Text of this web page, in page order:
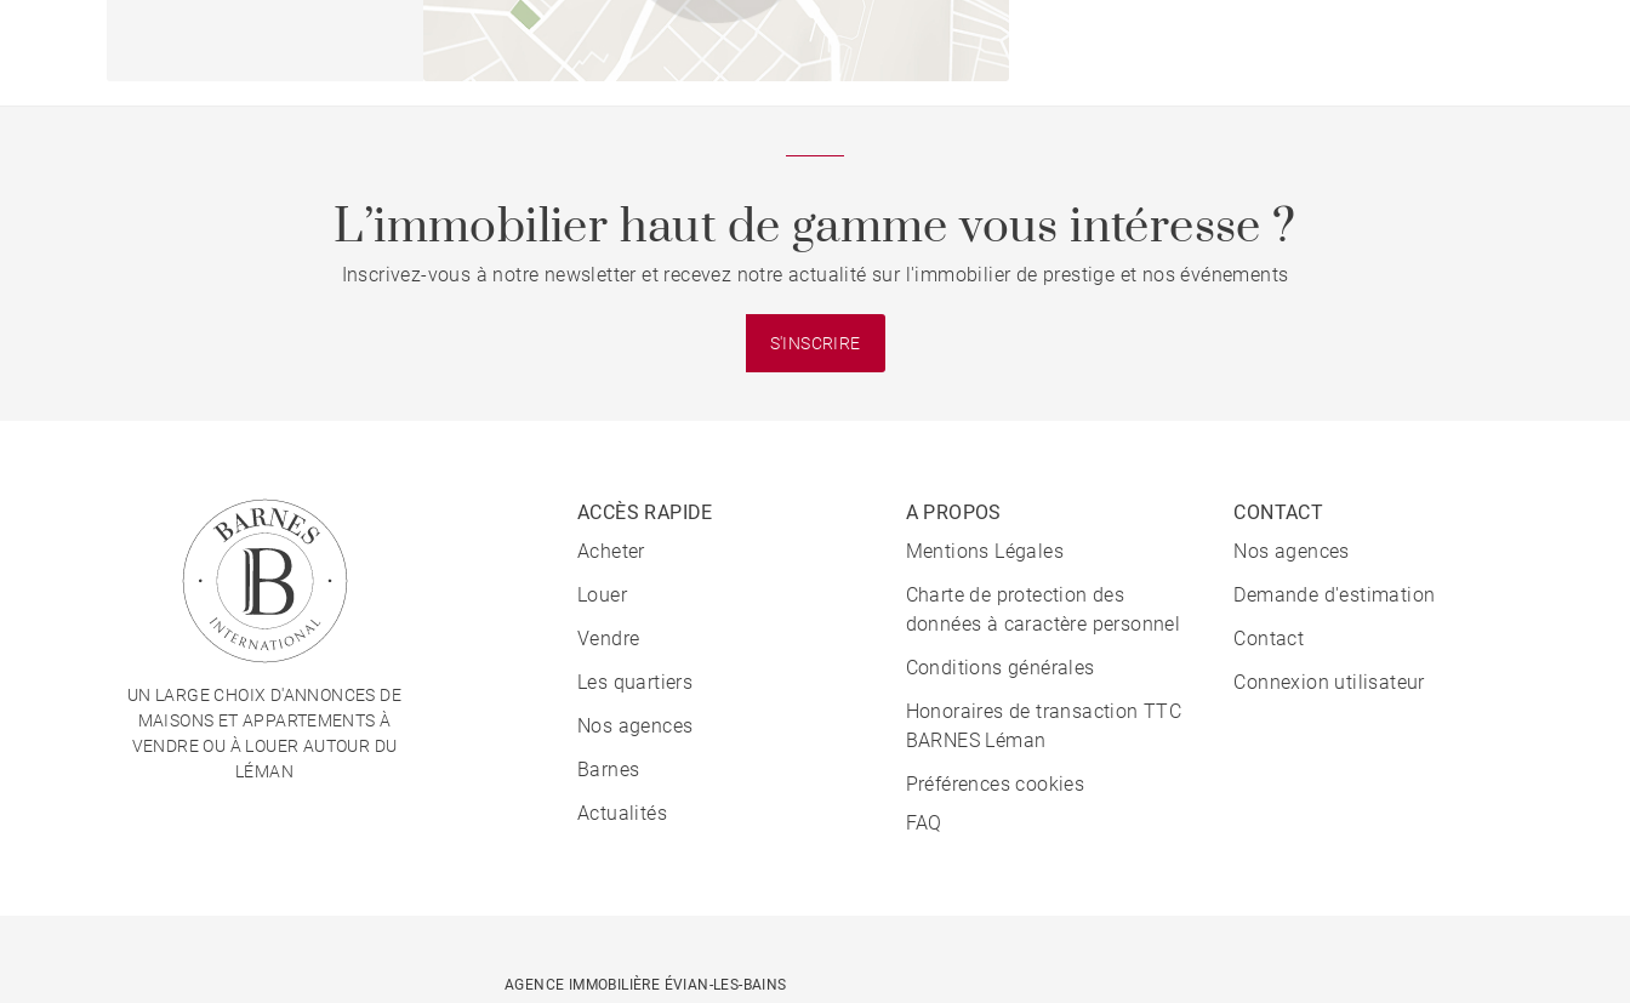
L’immobilier haut de gamme vous intéresse ?
Inscrivez-vous à notre newsletter et recevez notre actualité sur l'immobilier de prestige et nos événements
S'INSCRIRE
UN LARGE CHOIX D'ANNONCES DE
MAISONS ET APPARTEMENTS À
VENDRE OU À LOUER AUTOUR DU
LÉMAN
ACCÈS RAPIDE
Acheter
Louer
Vendre
Les quartiers
Nos agences
Barnes
Actualités
A PROPOS
Mentions Légales
Charte de protection des
données à caractère personnel
Conditions générales
Honoraires de transaction TTC
BARNES Léman
Préférences cookies
FAQ
CONTACT
Nos agences
Demande d'estimation
Contact
Connexion utilisateur
AGENCE IMMOBILIÈRE ÉVIAN-LES-BAINS